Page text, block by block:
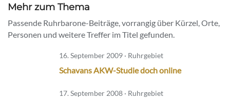
Mehr zum Thema
Passende Ruhrbarone-Beiträge, vorrangig über Kürzel, Orte,
Personen und weitere Treffer im Titel gefunden.
16. September 2009 · Ruhrgebiet
Schavans AKW-Studie doch online
17. September 2008 · Ruhrgebiet